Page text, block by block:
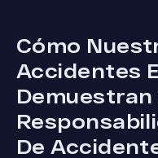
Cómo
Accidentes
Demuestran
De